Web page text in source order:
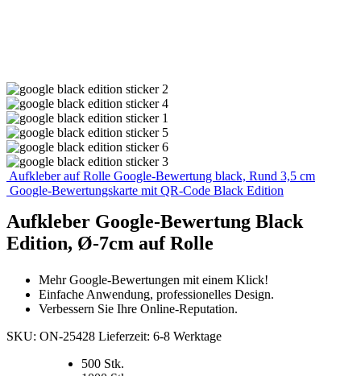
Aufkleber auf Rolle Google-Bewertung black, Rund 3,5 cm
Google-Bewertungskarte mit QR-Code Black Edition
Aufkleber Google-Bewertung Black
Edition, Ø-7cm auf Rolle
Mehr Google-Bewertungen mit einem Klick!
Einfache Anwendung, professionelles Design.
Verbessern Sie Ihre Online-Reputation.
SKU: ON-25428 Lieferzeit: 6-8 Werktage
500 Stk.